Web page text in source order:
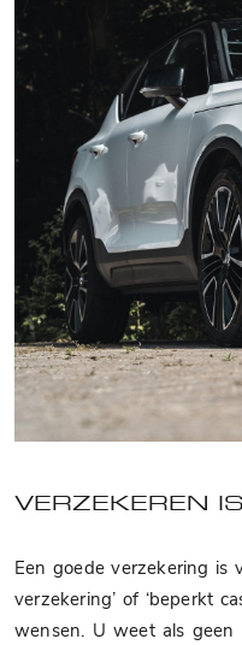
VERZEKEREN
Een goede verzekering is
verzekering’ of ‘beperkt
wensen. U weet als